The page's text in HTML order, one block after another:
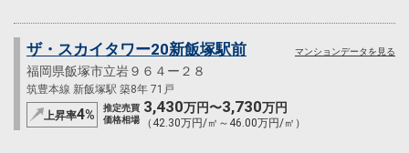
ザ・スカイタワー20新飯塚駅前
福岡県飯塚市立岩９６４ー２８
筑豊本線 新飯塚駅 築8年 71戸
上昇率4%
推定売買
価格相場
3,430万円〜3,730万円
（42.30万円/㎡～46.00万円/㎡）
マンションデータを見る